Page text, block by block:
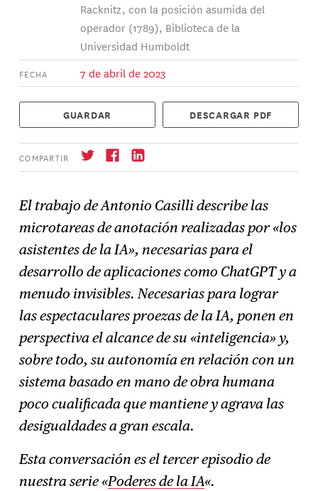
Racknitz, con la posición asumida del
operador (1789), Biblioteca de la
Universidad Humboldt
FECHA 7 de abril de 2023
GUARDAR DESCARGAR PDF
COMPARTIR
→ Suscríbase
El trabajo de Antonio Casilli describe las
microtareas de anotación realizadas por «los
asistentes de la IA», necesarias para el
desarrollo de aplicaciones como ChatGPT y a
menudo invisibles. Necesarias para lograr
las espectaculares proezas de la IA, ponen en
perspectiva el alcance de su «inteligencia» y,
sobre todo, su autonomía en relación con un
sistema basado en mano de obra humana
poco cualificada que mantiene y agrava las
desigualdades a gran escala.
Esta conversación es el tercer episodio de
nuestra serie «Poderes de la IA«.